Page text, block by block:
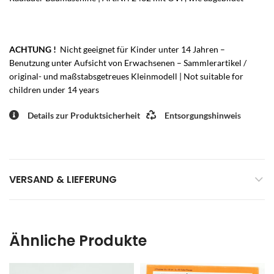
ACHTUNG ! Nicht geeignet für Kinder unter 14 Jahren –
Benutzung unter Aufsicht von Erwachsenen – Sammlerartikel /
original- und maßstabsgetreues Kleinmodell | Not suitable for
children under 14 years
Details zur Produktsicherheit Entsorgungshinweis
VERSAND & LIEFERUNG
Ähnliche Produkte